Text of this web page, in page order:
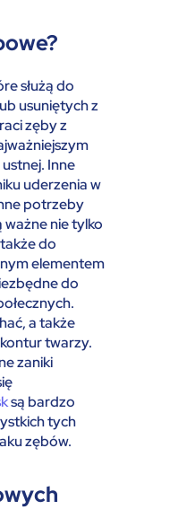
służą do
usuniętych z
zęby z
Inne
uderzenia w
potrzeby
ważne nie tylko
do
elementem
do
a także
twarzy.
zaniki
są bardzo
tych
zębów.